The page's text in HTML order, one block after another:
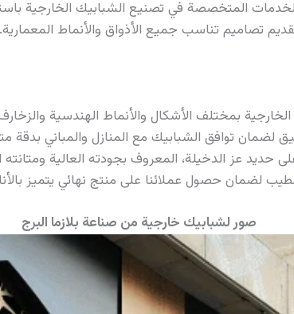
تصاميم تناسب جميع الأذواق والأنماط المعمارية.
بمختلف الأشكال والأنماط الهندسية
لضمان توافق الشبابيك مع المنازل والمباني بدقة
حديد عز الدخيلة، المعروف بجودته العالية ومتانته
لضمان حصول عملائنا على منتج نهائي يتميز
صور لشبابيك خارجية من صناعة بلازما البرج